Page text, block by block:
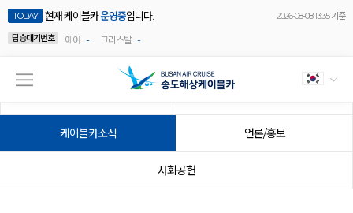
TODAY 현재 케이블카운영중입니다.
2026-08-08 13:35 기준
탑승대기번호
에어 - 크리스탈 -
케이블카소식 언론/홍보
사회공헌